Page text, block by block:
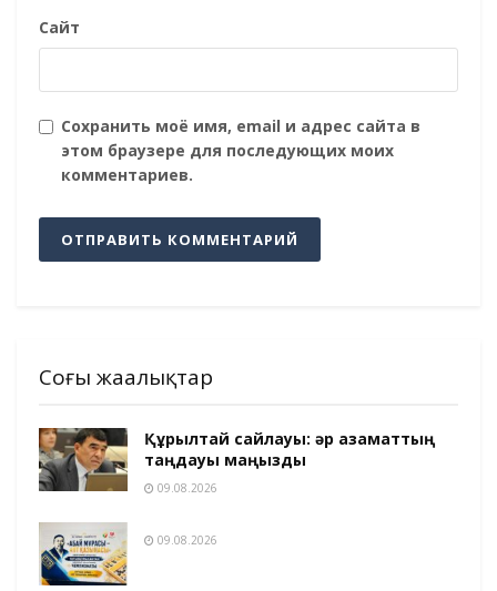
Сайт
Сохранить моё имя, email и адрес сайта в
этом браузере для последующих моих
комментариев.
Соңғы жаңалықтар
Құрылтай сайлауы: әр азаматтың
таңдауы маңызды
09.08.2026
09.08.2026